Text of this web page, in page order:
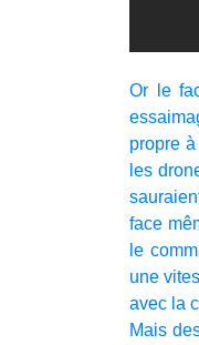
Or le
propre
les
face
le
une
avec la
Mais